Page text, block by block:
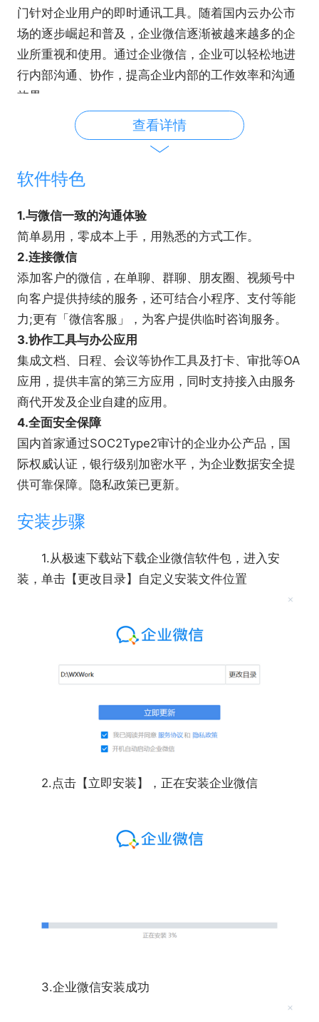
门针对企业用户的即时通讯工具。随着国内云办公市
场的逐步崛起和普及，企业微信逐渐被越来越多的企
业所重视和使用。通过企业微信，企业可以轻松地进
行内部沟通、协作，提高企业内部的工作效率和沟通
效果。
【软件新功能】
【2026.7.13智能助理新功能内测】
●随时唤起助理，基于当前上下文处理工作
●帮你总结聊天、读写文档、汇总项目进展
●设置定时任务，整理待办、获取行业动态
打开方式按2次“Ctrl”键打开智能助理
1、微信客服：可在微信内、外各个场景接入微信
企业微信，升级为专属服务。
商、经销商等业务伙伴的联系人，快速找人沟通;使用
文档、会议、日程、微盘等工具高效协作，跨企业共
3、客户联系：添加客户的微信为好友，通过单
4、客户群：企业可查看并管理成员的客户群
业知识等内容发表到客户的微信朋友圈，并与客户评
聊天中使用小程序，发送小程序到聊天中;还可绑定微
信支付商户号，开通企业支付，向客户收款、向员工
查看详情
软件特色
1.与微信一致的沟通体验
简单易用，零成本上手，用熟悉的方式工作。
2.连接微信
添加客户的微信，在单聊、群聊、朋友圈、视频号中
向客户提供持续的服务，还可结合小程序、支付等能
力;更有「微信客服」，为客户提供临时咨询服务。
3.协作工具与办公应用
集成文档、日程、会议等协作工具及打卡、审批等OA
应用，提供丰富的第三方应用，同时支持接入由服务
商代开发及企业自建的应用。
4.全面安全保障
国内首家通过SOC2Type2审计的企业办公产品，国
际权威认证，银行级别加密水平，为企业数据安全提
供可靠保障。隐私政策已更新。
安装步骤
1.从极速下载站下载企业微信软件包，进入安
装，单击【更改目录】自定义安装文件位置
2.点击【立即安装】，正在安装企业微信
3.企业微信安装成功